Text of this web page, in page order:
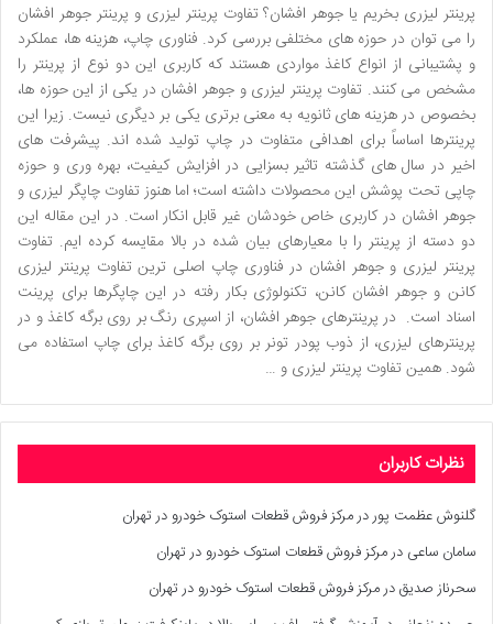
پرینتر لیزری بخریم یا جوهر افشان؟ تفاوت پرینتر لیزری و پرینتر جوهر افشان
را می توان در حوزه های مختلفی بررسی کرد. فناوری چاپ، هزینه ها، عملکرد
و پشتیبانی از انواع کاغذ مواردی هستند که کاربری این دو نوع از پرینتر را
مشخص می کنند. تفاوت پرینتر لیزری و جوهر افشان در یکی از این حوزه ها،
بخصوص در هزینه های ثانویه به معنی برتری یکی بر دیگری نیست. زیرا این
پرینترها اساساً برای اهدافی متفاوت در چاپ تولید شده اند. پیشرفت های
اخیر در سال های گذشته تاثیر بسزایی در افزایش کیفیت، بهره وری و حوزه
چاپی تحت پوشش این محصولات داشته است؛ اما هنوز تفاوت چاپگر لیزری و
جوهر افشان در کاربری خاص خودشان غیر قابل انکار است. در این مقاله این
دو دسته از پرینتر را با معیارهای بیان شده در بالا مقایسه کرده ایم. تفاوت
پرینتر لیزری و جوهر افشان در فناوری چاپ اصلی ترین تفاوت پرینتر لیزری
کانن و جوهر افشان کانن، تکنولوژی بکار رفته در این چاپگرها برای پرینت
اسناد است. در پرینترهای جوهر افشان، از اسپری رنگ بر روی برگه کاغذ و در
پرینترهای لیزری، از ذوب پودر تونر بر روی برگه کاغذ برای چاپ استفاده می
شود. همین تفاوت پرینتر لیزری و …
نظرات کاربران
گلنوش عظمت پوردرمرکز فروش قطعات استوک خودرو در تهران
سامان ساعی درمرکز فروش قطعات استوک خودرو در تهران
سحرناز صدیقدرمرکز فروش قطعات استوک خودرو در تهران